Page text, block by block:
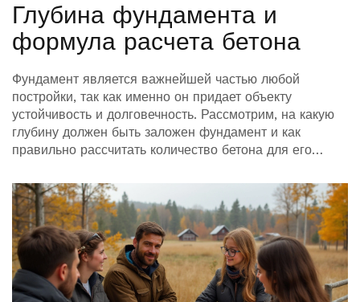
Глубина фундамента и
формула расчета бетона
Фундамент является важнейшей частью любой
постройки, так как именно он придает объекту
устойчивость и долговечность. Рассмотрим, на какую
глубину должен быть заложен фундамент и как
правильно рассчитать количество бетона для его